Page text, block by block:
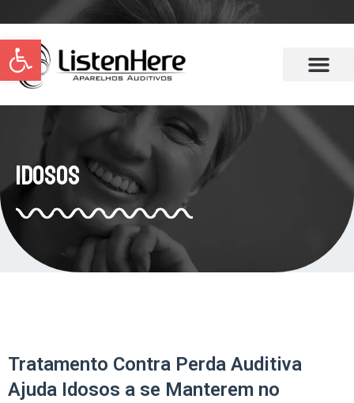
Abrir a barra de ferramentas
Idosos
Tratamento Contra Perda Auditiva
Ajuda Idosos a se Manterem no